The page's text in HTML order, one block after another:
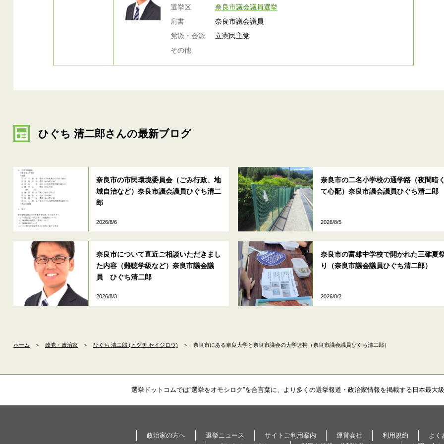
選挙区
奈良市議会議員選挙
肩書
奈良市議会議員
党派・会派
立憲民主党
その他
ひぐち 清二郎さんの最新ブログ
奈良市の市民環境委員会（ごみ行政、地
域自治など）奈良市議会議員ひぐち清二
郎
2026/8/6
奈良市の二名小学校の通学路（夜間暗
て心配）奈良市議会議員ひぐち清二郎
2026/8/5
奈良市について直近ご相談いただきまし
た内容（難聴学級など）奈良市議会議
員 ひぐち清二郎
2026/8/3
奈良市の富雄中学校で開かれた三碓夏
り（奈良市議会議員ひぐち清二郎）
2026/8/2
ホーム ＞ 政党・政治家 ＞ ひぐち 清二郎 (ヒグチ セイジロウ) ＞ 奈良市にある奈良大学と奈良市議会の大学連携（奈良市議会議員ひぐち清二郎）
選挙ドットコムでは”選挙をオモシロク”を合言葉に、より多くの選挙報道・政治家情報を掲載する日本最大
政治家の方へ 選挙ニュース サイトご利用案内 運営会社 利用規約
よく